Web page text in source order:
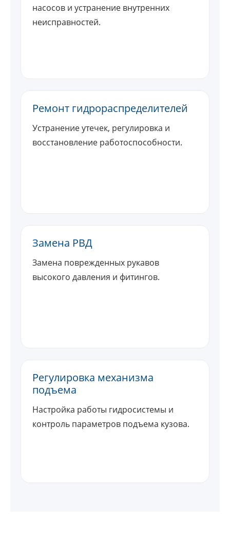
насосов и устранение внутренних
неисправностей.
Ремонт гидрораспределителей
Устранение утечек, регулировка и
восстановление работоспособности.
Замена РВД
Замена поврежденных рукавов
высокого давления и фитингов.
Регулировка механизма
подъема
Настройка работы гидросистемы и
контроль параметров подъема кузова.